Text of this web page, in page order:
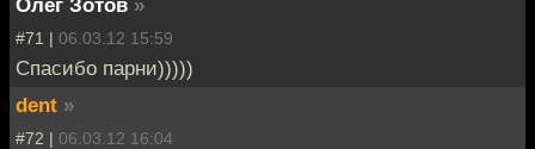
#71 | 06.03.12 15:59
Спасибо парни)))))
dent »
#72 | 06.03.12 16:04